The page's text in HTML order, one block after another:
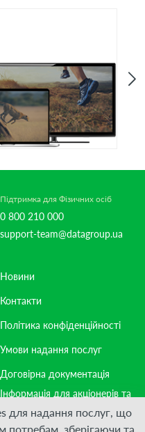
Підтримка для Фізичних осіб
0 800 210 000
support-team@datagroup.ua
Новини
Контакти
Політика конфіденційності
Умови надання послуг
Договірна документація
Інформація для акціонерів та
стейкхолдерів
для надання послуг, що
потребам, зберігаючи та